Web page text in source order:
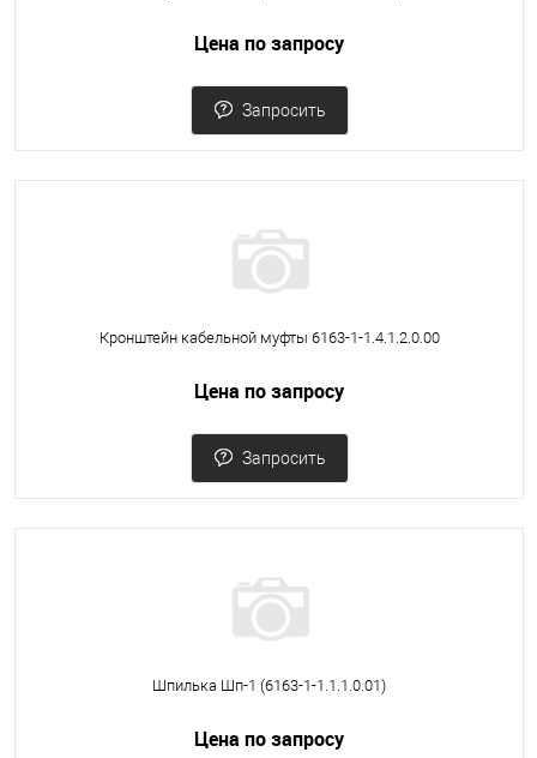
Цена по запросу
Запросить
Кронштейн кабельной муфты 6163-1-1.4.1.2.0.00
Цена по запросу
Запросить
Шпилька Шп-1 (6163-1-1.1.1.0.01)
Цена по запросу